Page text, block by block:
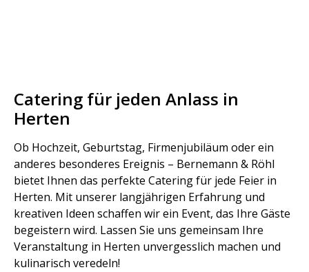
Catering für jeden Anlass in
Herten
Ob Hochzeit, Geburtstag, Firmenjubiläum oder ein
anderes besonderes Ereignis – Bernemann & Röhl
bietet Ihnen das perfekte Catering für jede Feier in
Herten. Mit unserer langjährigen Erfahrung und
kreativen Ideen schaffen wir ein Event, das Ihre Gäste
begeistern wird. Lassen Sie uns gemeinsam Ihre
Veranstaltung in Herten unvergesslich machen und
kulinarisch veredeln!